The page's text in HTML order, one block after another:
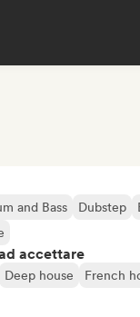
and Bass Dubstep
accettare
Deep house French